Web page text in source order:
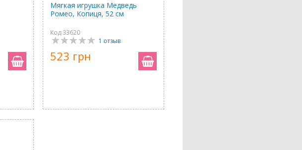
Мягкая игрушка Медведь
Ромео, Копиця, 52 см
Код 33620
1 отзыв
523 грн